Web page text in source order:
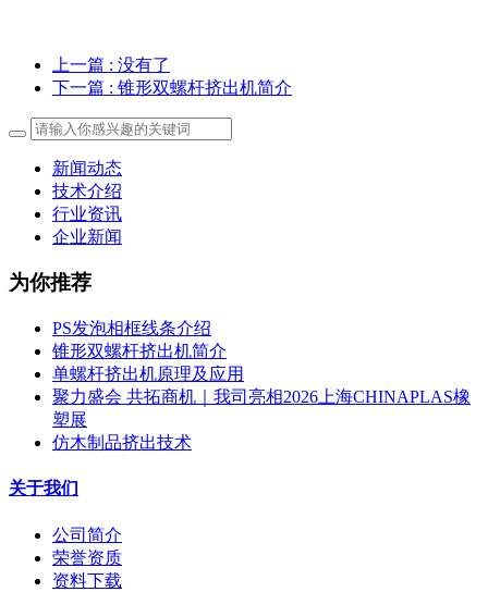
上一篇 : 没有了
下一篇 : 锥形双螺杆挤出机简介
新闻动态
技术介绍
行业资讯
企业新闻
为你推荐
PS发泡相框线条介绍
锥形双螺杆挤出机简介
单螺杆挤出机原理及应用
聚力盛会 共拓商机｜我司亮相2026上海CHINAPLAS橡
塑展
仿木制品挤出技术
关于我们
公司简介
荣誉资质
资料下载